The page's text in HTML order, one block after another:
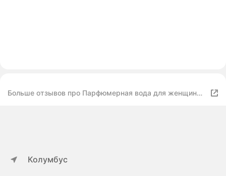
Больше отзывов про Парфюмерная вода для женщин
Колумбус